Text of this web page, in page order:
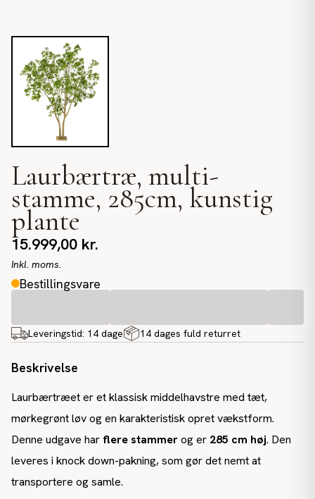
Laurbærtræ, multi-
stamme, 285cm, kunstig
plante
15.999,00 kr.
Inkl. moms.
Bestillingsvare
Leveringstid: 14 dage 14 dages fuld returret
Beskrivelse
Laurbærtræet er et klassisk middelhavstre med tæt,
mørkegrønt løv og en karakteristisk opret vækstform.
Denne udgave har flere stammerog er 285 cm høj. Den
leveres i knock down-pakning, som gør det nemt at
transportere og samle.